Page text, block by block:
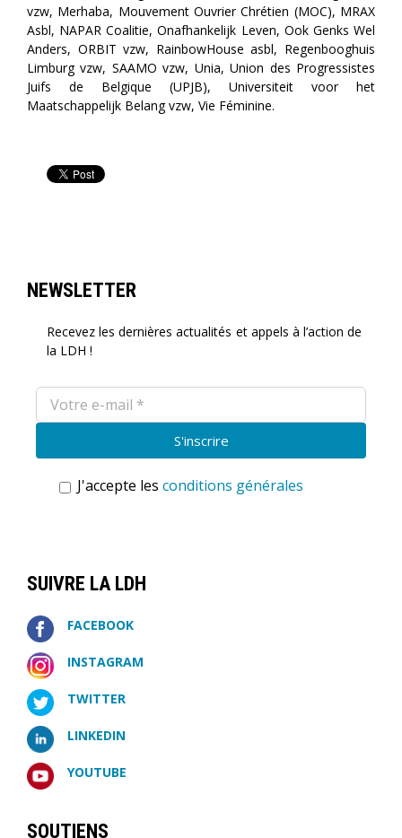
vzw, Merhaba, Mouvement Ouvrier Chrétien (MOC), MRAX
Asbl, NAPAR Coalitie, Onafhankelijk Leven, Ook Genks Wel
Anders, ORBIT vzw, RainbowHouse asbl, Regenbooghuis
Limburg vzw, SAAMO vzw, Unia, Union des Progressistes
Juifs de Belgique (UPJB), Universiteit voor het
Maatschappelijk Belang vzw, Vie Féminine.
NEWSLETTER
Recevez les dernières actualités et appels à l’action de
la LDH !
J'accepte les conditions générales
SUIVRE LA LDH
FACEBOOK
INSTAGRAM
TWITTER
LINKEDIN
YOUTUBE
SOUTIENS